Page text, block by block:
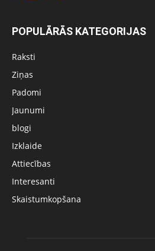
POPULĀRĀS KATEGORIJAS
Raksti
Ziņas
Padomi
Jaunumi
blogi
Izklaide
Attiecības
Interesanti
Skaistumkopšana